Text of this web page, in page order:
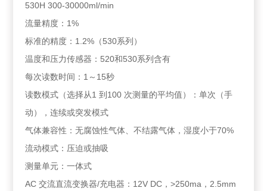
530H 300-30000ml/min
流量精度：1%
标准的精度：1.2%（530系列）
温度和压力传感器：520和530系列含有
每次读数时间：1～15秒
读数模式（选择从1 到100 次测量的平均值）：单次（手
动），连续或突发模式
气体兼容性：无腐蚀性气体、不结露气体，湿度小于70%
流动模式：压迫或抽吸
测量单元：一体式
AC 交流直流变换器/充电器：12V DC，>250ma，2.5mm